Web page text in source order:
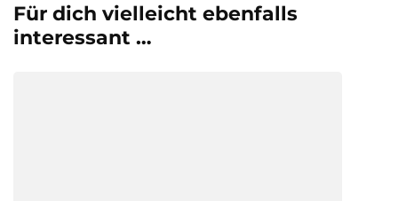
Für dich vielleicht ebenfalls
interessant …